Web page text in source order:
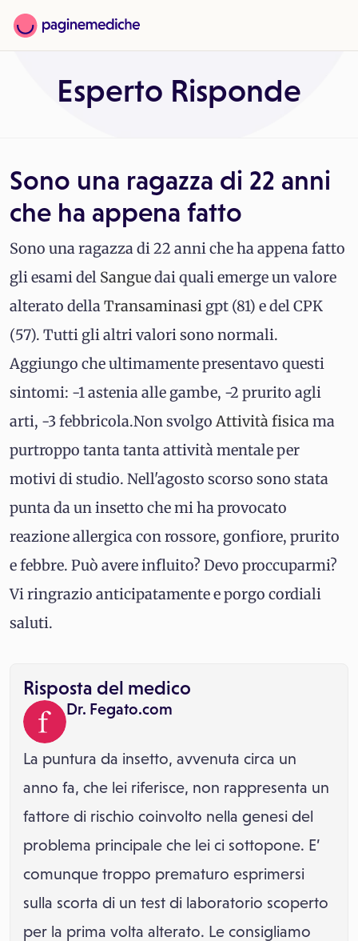
Esperto Risponde
Sono una ragazza di 22 anni
che ha appena fatto
Sono una ragazza di 22 anni che ha appena fatto
gli esami del Sanguedai quali emerge un valore
alterato dellaTransaminasi gpt (81) e del CPK
(57). Tutti gli altri valori sono normali.
Aggiungo che ultimamente presentavo questi
sintomi: -1 astenia alle gambe, -2 prurito agli
arti, -3 febbricola.Non svolgo Attività fisicama
purtroppo tanta tanta attività mentale per
motivi di studio. Nell'agosto scorso sono stata
punta da un insetto che mi ha provocato
reazione allergica con rossore, gonfiore, prurito
e febbre. Può avere influito? Devo proccuparmi?
Vi ringrazio anticipatamente e porgo cordiali
saluti.
Risposta del medico
Dr. Fegato.com
La puntura da insetto, avvenuta circa un
anno fa, che lei riferisce, non rappresenta un
fattore di rischio coinvolto nella genesi del
problema principale che lei ci sottopone. E’
comunque troppo prematuro esprimersi
sulla scorta di un test di laboratorio scoperto
per la prima volta alterato. Le consigliamo